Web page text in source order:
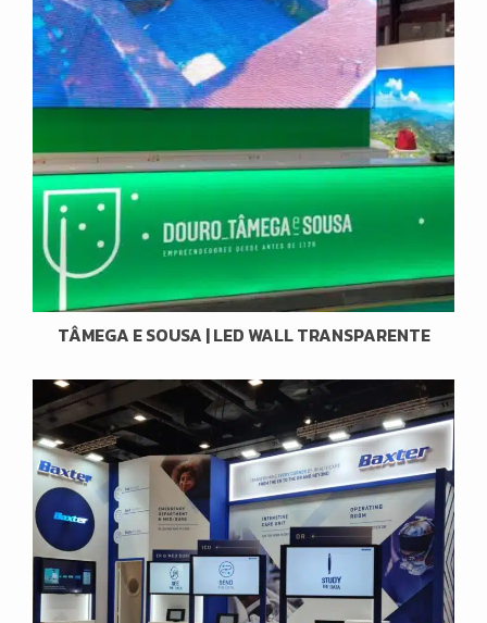
TÂMEGA E SOUSA | LED WALL TRANSPARENTE